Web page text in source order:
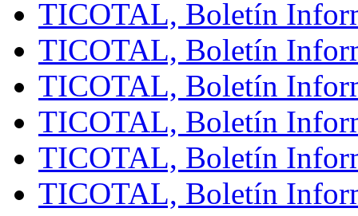
TICOTAL, Boletín
TICOTAL, Boletín
TICOTAL, Boletín
TICOTAL, Boletín
TICOTAL, Boletín
TICOTAL, Boletín